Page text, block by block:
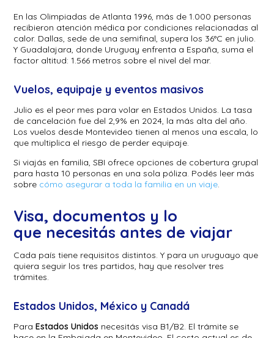
En las Olimpiadas de Atlanta 1996, más de 1.000 personas
recibieron atención médica por condiciones relacionadas al
calor. Dallas, sede de una semifinal, supera los 36°C en julio.
Y Guadalajara, donde Uruguay enfrenta a España, suma el
factor altitud: 1.566 metros sobre el nivel del mar.
Vuelos, equipaje y eventos masivos
Julio es el peor mes para volar en Estados Unidos. La tasa
de cancelación fue del 2,9% en 2024, la más alta del año.
Los vuelos desde Montevideo tienen al menos una escala, lo
que multiplica el riesgo de perder equipaje.
Si viajás en familia, SBI ofrece opciones de cobertura grupal
para hasta 10 personas en una sola póliza. Podés leer más
sobre cómo asegurar a toda la familia en un viaje
Visa, documentos y lo
que necesitás antes de viajar
Cada país tiene requisitos distintos. Y para un uruguayo que
quiera seguir los tres partidos, hay que resolver tres
trámites.
Estados Unidos, México y Canadá
ParaEstados Unidos necesitás visa B1/B2. El trámite se